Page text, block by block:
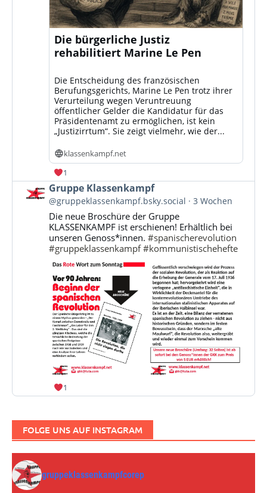
Die bürgerliche Justiz
rehabilitiert Marine Le Pen
Die Entscheidung des französischen
Berufungsgerichts, Marine Le Pen trotz ihrer
Verurteilung wegen Veruntreuung
öffentlicher Gelder die Kandidatur für das
Präsidentenamt zu ermöglichen, ist kein
„Justizirrtum“. Sie zeigt vielmehr, wie der...
klassenkampf.net
1
Beitrag
von
Gruppe
Klassenkampf
Bluesky
ansehen
Gruppe Klassenkampf
@gruppeklassenkampf.bsky.social 3 Wochen
Die neue Broschüre der Gruppe
KLASSENKAMPF ist erschienen! Erhältlich bei
unseren Genoss*innen.#spanischerevolution
#gruppeklassenkampf #kommunistischehefte
1
FOLGE UNS AUF INSTAGRAM
gruppeklassenkampfcorep